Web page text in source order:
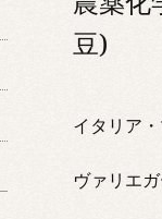
豆)
イタリア
ヴァリエ